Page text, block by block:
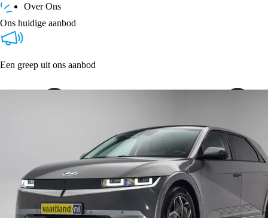
Over Ons
Ons huidige aanbod
Een greep uit ons aanbod